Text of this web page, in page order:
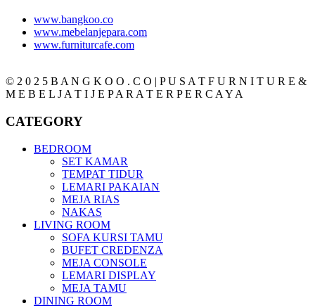
www.bangkoo.co
www.mebelanjepara.com
www.furniturcafe.com
© 2 0 2 5 B A N G K O O . C O | P U S A T F U R N I T U R E &
M E B E L J A T I J E P A R A T E R P E R C A Y A
CATEGORY
BEDROOM
SET KAMAR
TEMPAT TIDUR
LEMARI PAKAIAN
MEJA RIAS
NAKAS
LIVING ROOM
SOFA KURSI TAMU
BUFET CREDENZA
MEJA CONSOLE
LEMARI DISPLAY
MEJA TAMU
DINING ROOM